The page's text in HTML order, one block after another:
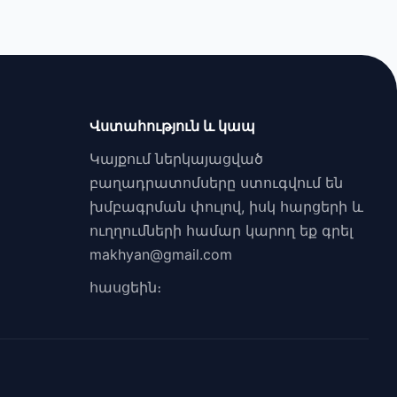
Վստահություն և կապ
Կայքում ներկայացված
բաղադրատոմսերը ստուգվում են
խմբագրման փուլով, իսկ հարցերի և
ուղղումների համար կարող եք գրել
makhyan@gmail.com
հասցեին։